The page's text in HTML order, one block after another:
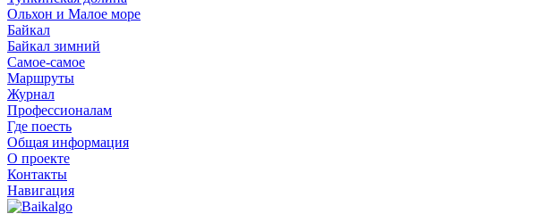
Ольхон и Малое море
Байкал
Байкал зимний
Самое-самое
Маршруты
Журнал
Профессионалам
Где поесть
Общая информация
О проекте
Контакты
Навигация